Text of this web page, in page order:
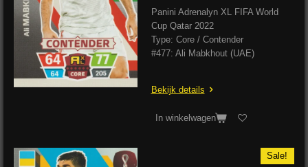
Panini Adrenalyn XL FIFA World
Cup Qatar 2022
Type: Core / Contender
#477: Ali Mabkhout (UAE)
Bekijk details
In winkelwagen
Sale!